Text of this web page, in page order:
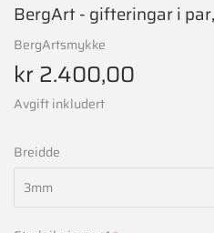
BergArt - gifteringar i
BergArtsmykke
kr 2.400,00
Avgift inkludert
Breidde